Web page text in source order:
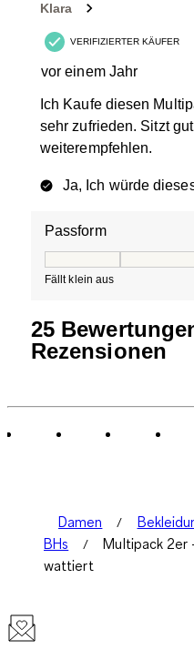
Klara
VERIFIZIERTER KÄUFER
vor einem Jahr
Ich Kaufe diesen
sehr zufrieden. Sitzt
weiterempfehlen.
Ja, Ich würde
Passform
Fällt klein aus
25
Rezensionen
Damen
BHs
Multipack 2er
wattiert